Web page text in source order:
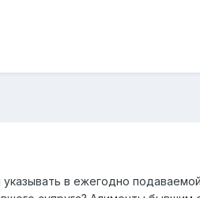
в ежегодно